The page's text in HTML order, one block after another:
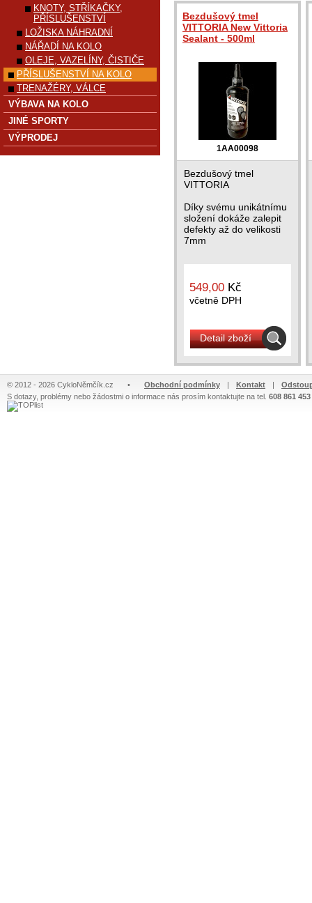
Bezdušový tmel
VITTORIA New Vittoria
Sealant - 500ml
1AA00098
Bezdušový tmel
VITTORIA
Díky svému unikátnímu
složení dokáže zalepit
defekty až do velikosti
7mm
549,00 Kč
včetně DPH
Detail zboží
KNOTY, STŘÍKAČKY,
PŘÍSLUŠENSTVÍ
LOŽISKA NÁHRADNÍ
NÁŘADÍ NA KOLO
OLEJE, VAZELÍNY, ČISTIČE
PŘÍSLUŠENSTVÍ NA KOLO
TRENAŽÉRY, VÁLCE
VÝBAVA NA KOLO
JINÉ SPORTY
VÝPRODEJ
© 2012 - 2026 CykloNěmčík.cz • Obchodní podmínky | Kontakt |
S dotazy, problémy nebo žádostmi o informace nás prosím kontaktujte na tel. 608 861 453